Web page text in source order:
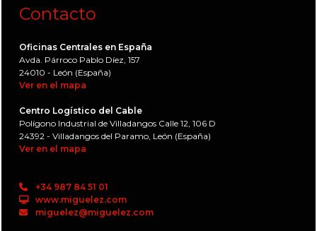
Contacto
Oficinas Centrales en España
Avda. Párroco Pablo Díez, 157
24010 - León (España)
Ver en el mapa
Centro Logístico del Cable
Polígono Industrial de Villadangos Calle 12, 106 D
24392 - Villadangos del Paramo, León (España)
Ver en el mapa
+34 987 84 51 01
www.miguelez.com
miguelez@miguelez.com